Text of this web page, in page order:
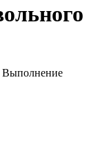
Выполнение